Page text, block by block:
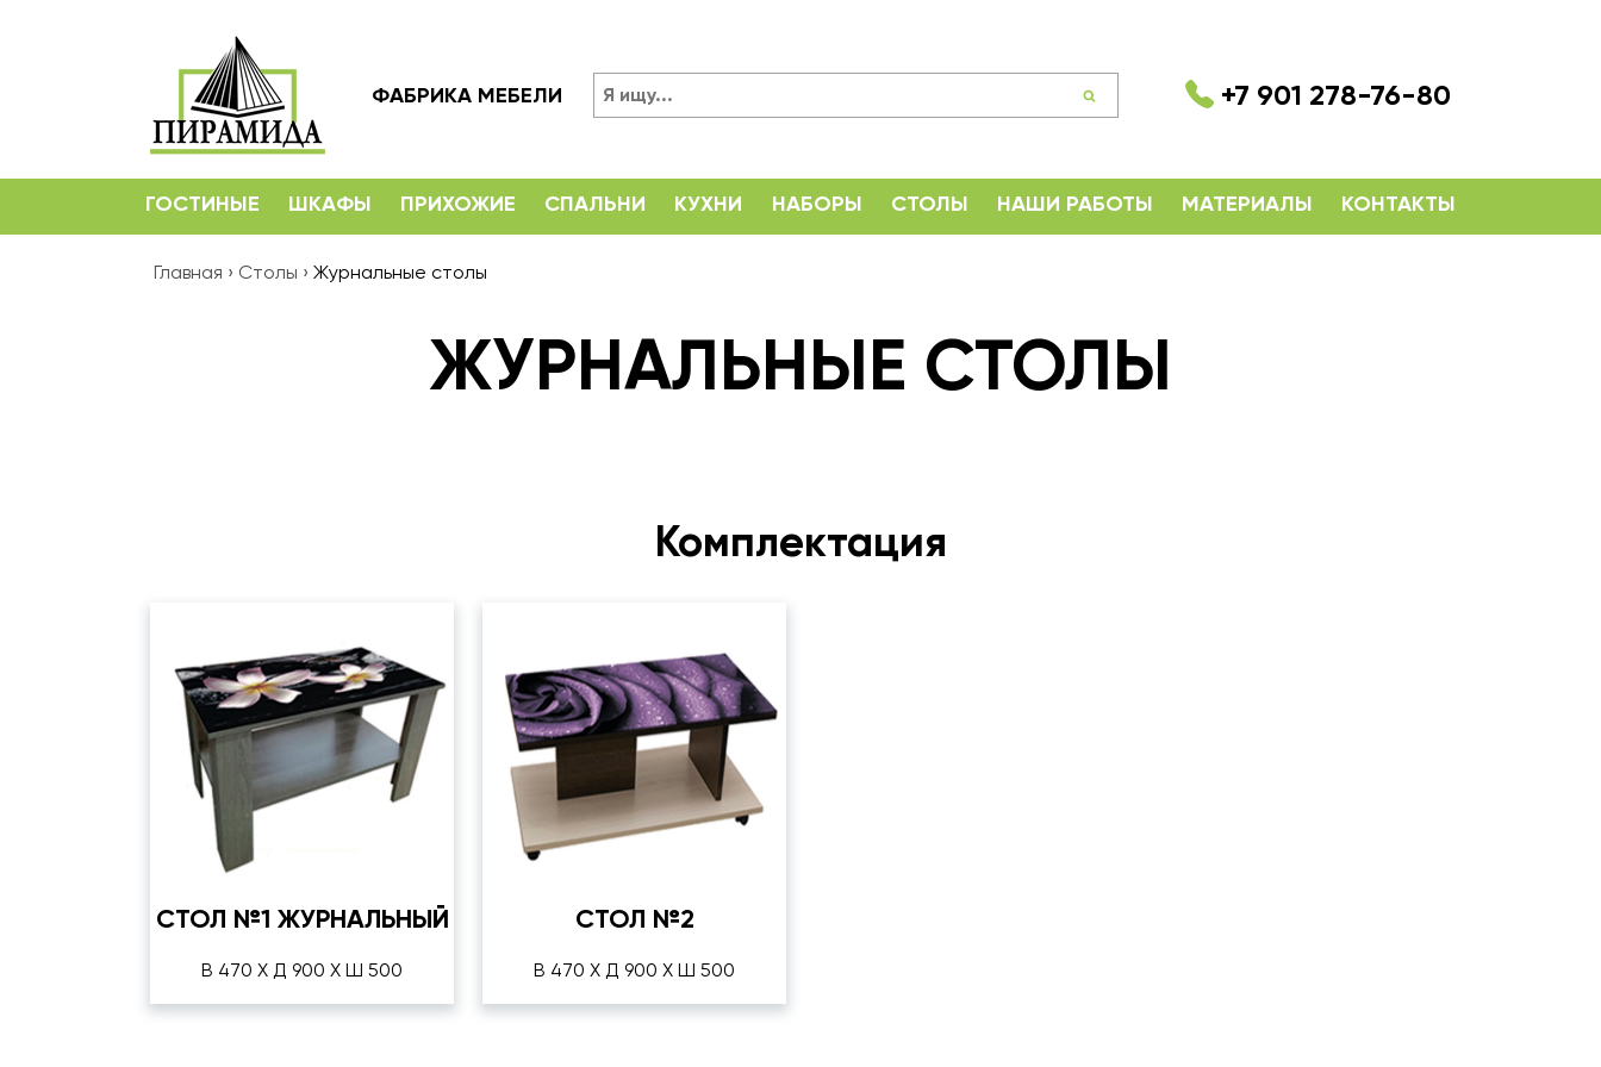
ФАБРИКА МЕБЕЛИ +7 901 278-76-80
ГОСТИНЫЕ ШКАФЫ ПРИХОЖИЕ СПАЛЬНИ КУХНИ НАБОРЫ СТОЛЫ НАШИ РАБОТЫ МАТЕРИАЛЫ КОНТАКТЫ
Главная › Столы › Журнальные столы
ЖУРНАЛЬНЫЕ СТОЛЫ
Комплектация
СТОЛ №1 ЖУРНАЛЬНЫЙ
В 470 Х Д 900 Х Ш 500
СТОЛ №2
В 470 Х Д 900 Х Ш 500